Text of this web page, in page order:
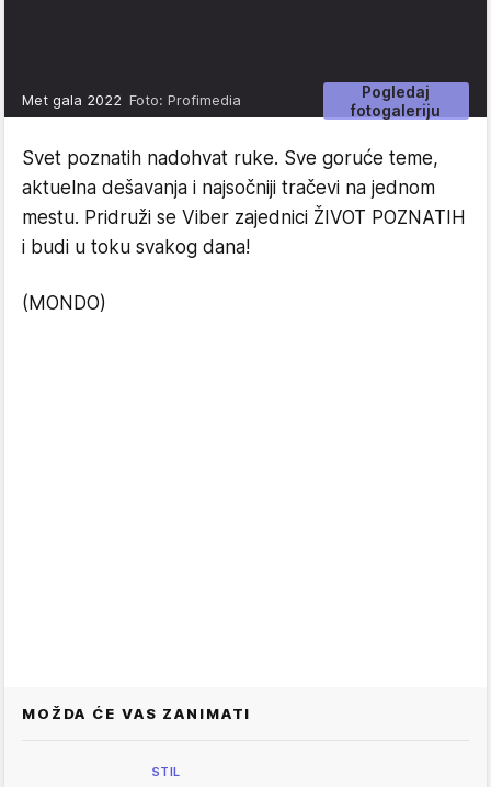
Pogledaj
fotogaleriju
Met gala 2022 Foto: Profimedia
Svet poznatih nadohvat ruke. Sve goruće teme,
aktuelna dešavanja i najsočniji tračevi na jednom
mestu. Pridruži se Viber zajednici ŽIVOT POZNATIH
i budi u toku svakog dana!
(MONDO)
MOŽDA ĆE VAS ZANIMATI
STIL